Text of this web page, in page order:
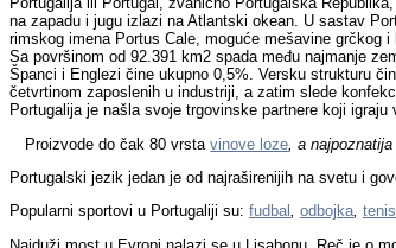
na zapadu i jugu izlazi na Atlantski okean. U sastav
rimskog imena Portus Cale, moguće mešavine grčkog
Sa površinom od 92.391 km2 spada među najmanje
Španci i Englezi čine ukupno 0,5%. Versku strukturu
četvrtinom zaposlenih u industriji, a zatim slede
Portugalija je našla svoje trgovinske partnere koji igraju
Proizvode do čak 80 vrstavinove loze , a
Portugalski jezik jedan je od najraširenijih na svetu i
Popularni sportovi u Portugaliji su: fudbal, odbojka, tenis